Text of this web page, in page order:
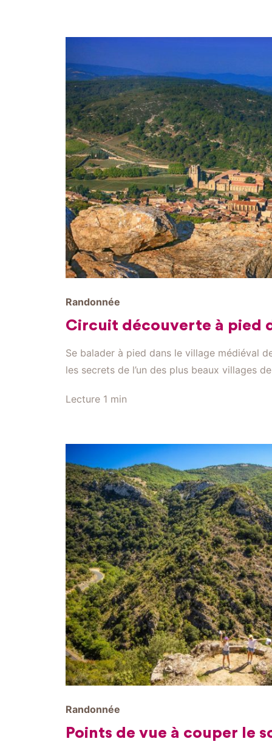
Randonnée
Circuit découverte à pied
Se balader à pied dans le village médiéval
les secrets de l’un des plus beaux villages
Lecture 1 min
Randonnée
Points de vue à couper le